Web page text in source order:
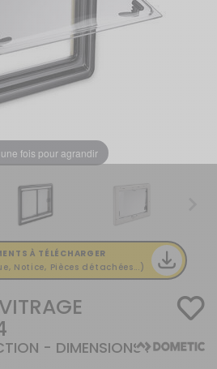
fois pour agrandir
À TÉLÉCHARGER
Notice, Pièces détachées...)
- DIMENSIONS :